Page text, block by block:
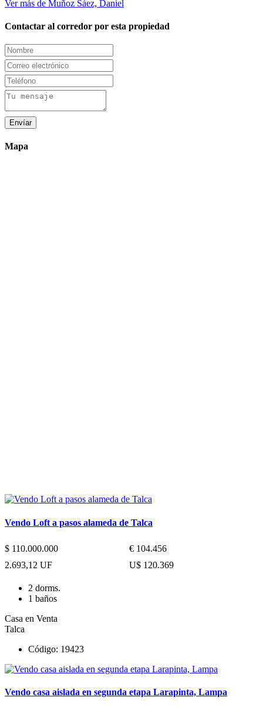
Ver más de Muñoz Sáez, Daniel
Contactar al corredor por esta propiedad
Envíar
Mapa
Vendo Loft a pasos alameda de Talca
$ 110.000.000
€ 104.456
2.693,12 UF
U$ 120.369
2 dorms.
1 baños
Casa en Venta
Talca
Código: 19423
Vendo casa aislada en segunda etapa Larapinta, Lampa